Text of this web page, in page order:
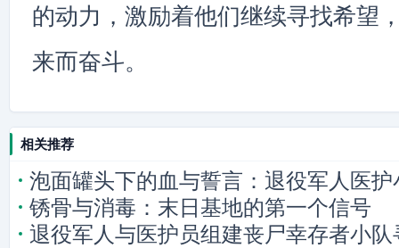
的动力，激励着他们继续寻找希望
来而奋斗。
相关推荐
泡面罐头下的血与誓言：退役军人医
锈骨与消毒：末日基地的第一个信号
退役军人与医护员组建丧尸幸存者小